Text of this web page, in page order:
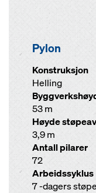
Pylon
Konstruksjon
Helling
53 m
Høyde
3,9 m
Antall pilarer
72
Arbeidssyklus
7 -dagers